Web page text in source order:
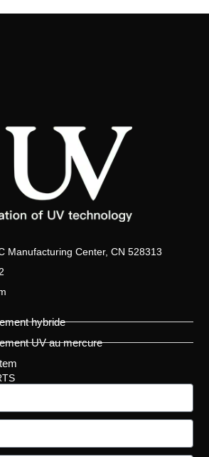
Manufacturing Center, CN 528313
hybride
UV au mercure